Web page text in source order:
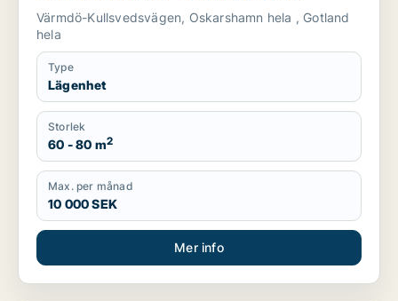
Värmdö-Kullsvedsvägen, Oskarshamn hela , Gotland
hela
Type
Lägenhet
Storlek
60 - 80 m2
Max. per månad
10 000 SEK
Mer info